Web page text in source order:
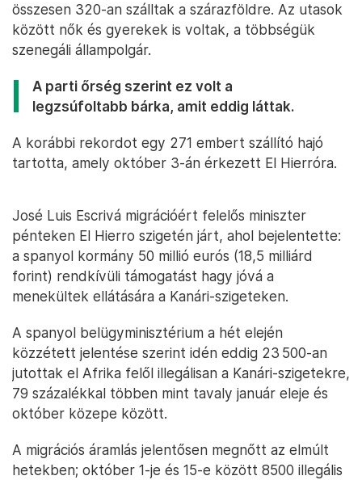
összesen 320-an szálltak a szárazföldre. Az utasok
között nők és gyerekek is voltak, a többségük
szenegáli állampolgár.
A parti őrség szerint ez volt a
legzsúfoltabb bárka, amit eddig láttak.
A korábbi rekordot egy 271 embert szállító hajó
tartotta, amely október 3-án érkezett El Hierróra.
José Luis Escrivá migrációért felelős miniszter
pénteken El Hierro szigetén járt, ahol bejelentette:
a spanyol kormány 50 millió eurós (18,5 milliárd
forint) rendkívüli támogatást hagy jóvá a
menekültek ellátására a Kanári-szigeteken.
A spanyol belügyminisztérium a hét elején
közzétett jelentése szerint idén eddig 23 500-an
jutottak el Afrika felől illegálisan a Kanári-szigetekre,
79 százalékkal többen mint tavaly január eleje és
október közepe között.
A migrációs áramlás jelentősen megnőtt az elmúlt
hetekben; október 1-je és 15-e között 8500 illegális